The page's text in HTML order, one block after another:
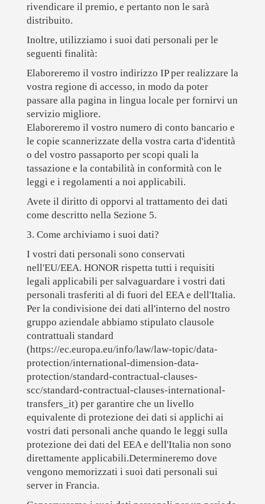
rivendicare il premio, e pertanto non le sarà
distribuito.
Inoltre, utilizziamo i suoi dati personali per le
seguenti finalità:
Elaboreremo il vostro indirizzo IP per realizzare la
vostra regione di accesso, in modo da poter
passare alla pagina in lingua locale per fornirvi un
servizio migliore.
Elaboreremo il vostro numero di conto bancario e
le copie scannerizzate della vostra carta d'identità
o del vostro passaporto per scopi quali la
tassazione e la contabilità in conformità con le
leggi e i regolamenti a noi applicabili.
Avete il diritto di opporvi al trattamento dei dati
come descritto nella Sezione 5.
3. Come archiviamo i suoi dati?
I vostri dati personali sono conservati
nell'EU/EEA. HONOR rispetta tutti i requisiti
legali applicabili per salvaguardare i vostri dati
personali trasferiti al di fuori del EEA e dell'Italia.
Per la condivisione dei dati all'interno del nostro
gruppo aziendale abbiamo stipulato clausole
contrattuali standard
(https://ec.europa.eu/info/law/law-topic/data-
protection/international-dimension-data-
protection/standard-contractual-clauses-
scc/standard-contractual-clauses-international-
transfers_it) per garantire che un livello
equivalente di protezione dei dati si applichi ai
vostri dati personali anche quando le leggi sulla
protezione dei dati del EEA e dell'Italia non sono
direttamente applicabili.Determineremo dove
vengono memorizzati i suoi dati personali sui
server in Francia.